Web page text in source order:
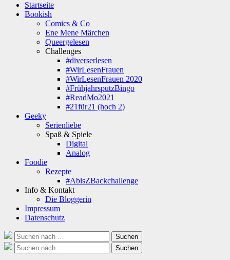
Startseite
Bookish
Comics & Co
Ene Mene Märchen
Queergelesen
Challenges
#diverserlesen
#WirLesenFrauen
#WirLesenFrauen 2020
#FrühjahrsputzBingo
#ReadMo2021
#21für21 (hoch 2)
Geeky
Serienliebe
Spaß & Spiele
Digital
Analog
Foodie
Rezepte
#AbisZBackchallenge
Info & Kontakt
Die Bloggerin
Impressum
Datenschutz
Suche
nach:
Suchen
Suche
nach:
Suchen